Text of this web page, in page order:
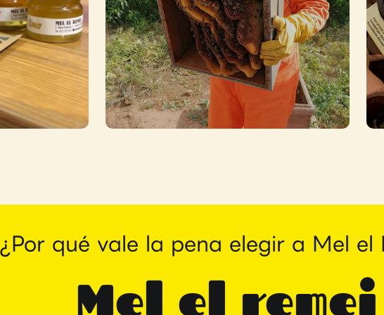
¿Por qué vale la pena elegir a Mel el
Mel el remei